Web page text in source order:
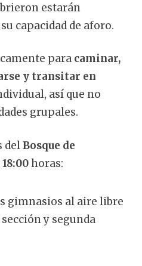
estarán
capacidad de aforo.
para caminar,
y transitar en
así que no
grupales.
delBosque de
horas:
gimnasios al aire libre
y segunda